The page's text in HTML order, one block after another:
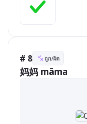
# 8 ถูก/ผิด
妈妈 māma